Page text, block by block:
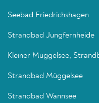
Seebad Friedrichshagen
Strandbad Jungfernheide
Kleiner Müggelsee,
Strandbad Müggelsee
Strandbad Wannsee